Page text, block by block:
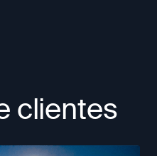
clientes